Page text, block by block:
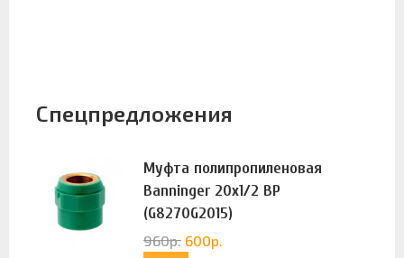
Спецпредложения
Муфта полипропиленовая
Banninger 20х1/2 ВР
(G8270G2015)
960р. 600р.